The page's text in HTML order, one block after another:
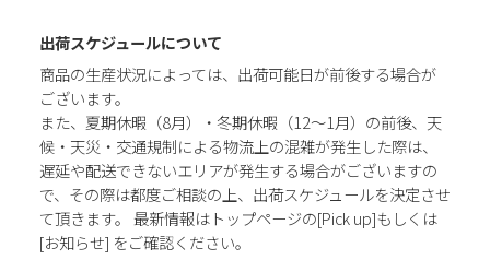
出荷スケジュールについて
商品の生産状況によっては、出荷可能日が前後する場合が
ございます。
また、夏期休暇（8月）・冬期休暇（12～1月）の前後、天
候・天災・交通規制による物流上の混雑が発生した際は、
遅延や配送できないエリアが発生する場合がございますの
で、その際は都度ご相談の上、出荷スケジュールを決定させ
て頂きます。 最新情報はトップページの[Pick up]もしくは
[お知らせ] をご確認ください。